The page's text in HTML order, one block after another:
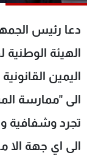
دعا رئيس
الهيئة
اليمين
الى "ممارسة
تجرد وشفافية
الى اي جهة الا
جدول البرامج
شاهد البرامج
عن MTV
الإنـتـاج
لاعلاناتكم